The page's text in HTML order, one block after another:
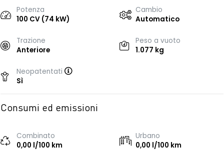
Potenza
100 CV (74 kW)
Cambio
Automatico
Trazione
Anteriore
Peso a vuoto
1.077 kg
Neopatentati
Sì
Consumi ed emissioni
Combinato
0,00 l/100 km
Urbano
0,00 l/100 km